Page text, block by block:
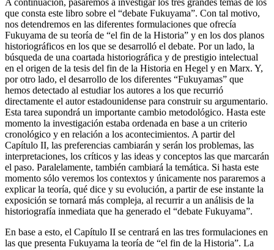
A continuación, pasaremos a investigar los tres grandes temas de los
que consta este libro sobre el “debate Fukuyama”. Con tal motivo,
nos detendremos en las diferentes formulaciones que ofrecía
Fukuyama de su teoría de “el fin de la Historia” y en los dos planos
historiográficos en los que se desarrolló el debate. Por un lado, la
búsqueda de una coartada historiográfica y de prestigio intelectual
en el origen de la tesis del fin de la Historia en Hegel y en Marx. Y,
por otro lado, el desarrollo de los diferentes “Fukuyamas” que
hemos detectado al estudiar los autores a los que recurrió
directamente el autor estadounidense para construir su argumentario.
Esta tarea supondrá un importante cambio metodológico. Hasta este
momento la investigación estaba ordenada en base a un criterio
cronológico y en relación a los acontecimientos. A partir del
Capítulo II, las preferencias cambiarán y serán los problemas, las
interpretaciones, los críticos y las ideas y conceptos las que marcarán
el paso. Paralelamente, también cambiará la temática. Si hasta este
momento sólo veremos los contextos y únicamente nos pararemos a
explicar la teoría, qué dice y su evolución, a partir de ese instante la
exposición se tornará más compleja, al recurrir a un análisis de la
En base a esto, el Capítulo II se centrará en las tres formulaciones en